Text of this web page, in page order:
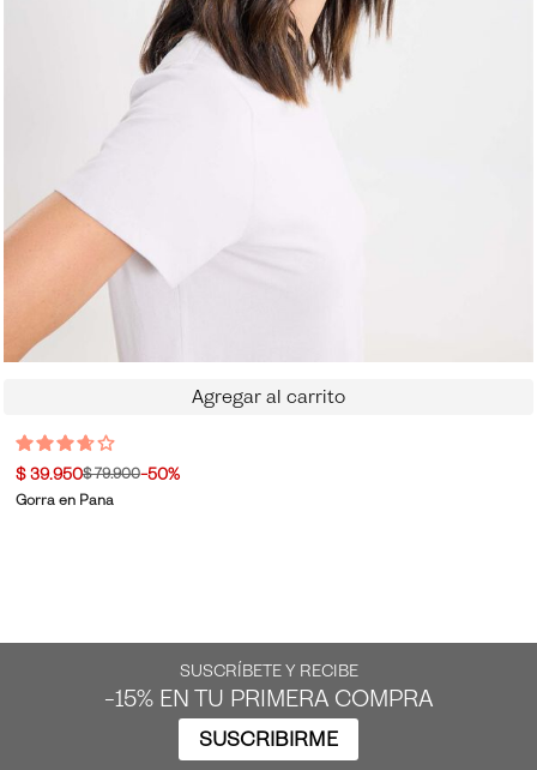
Agregar al carrito
$ 39.950$ 79.900-50%
Gorra en Pana
SUSCRÍBETE Y RECIBE
-15% EN TU PRIMERA COMPRA
SUSCRIBIRME